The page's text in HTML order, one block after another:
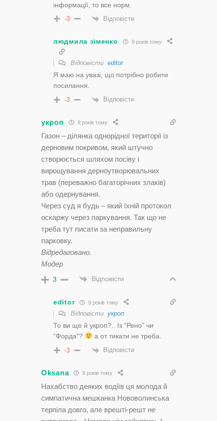
інформації, то все норм.
-3 Відповісти
людмила зіменко 9 років тому
Відповісти editor
Я маю на увазі, що потрібно робити
посилання.
-3 Відповісти
укроп 9 років тому
Газон – ділянка однорідної території із
дерновим покривом, який штучно
створюється шляхом посіву і
вирощування дерноутворювальних
трав (переважно багаторічних злаків)
або одернування.
Через суд я будь – який їхній протокол
оскаржу через паркування. Так що не
треба тут писати за неправильну
парковку.
Відредаговано.
Модер
3 Відповісти
editor 9 років тому
Відповісти укроп
То ви ще й укроп?.. Із “Рено” чи
“Форда”?
а от тикати не треба.
-3 Відповісти
Oksana 9 років тому
Нахабство деяких водіїв ця молода й
симпатична мешканка Нововолинська
терпіла довго, але врешті-решт не